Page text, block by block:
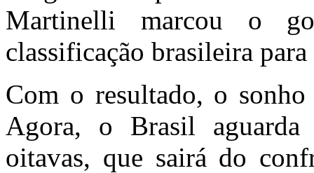
Martinelli marcou o
classificação brasileira
Com o resultado, o
Agora, o Brasil
oitavas, que sairá do